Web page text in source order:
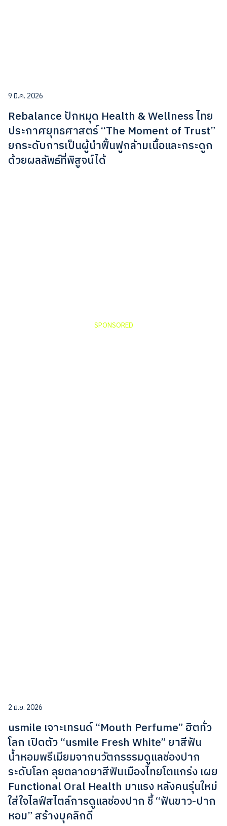
9 มี.ค. 2026
Rebalance ปักหมุด Health & Wellness ไทย
ประกาศยุทธศาสตร์ “The Moment of Trust”
ยกระดับการเป็นผู้นำฟื้นฟูกล้ามเนื้อและกระดูก
ด้วยผลลัพธ์ที่พิสูจน์ได้
SPONSORED
2 มิ.ย. 2026
usmile เจาะเทรนด์ “Mouth Perfume” ฮิตทั่ว
โลก เปิดตัว “usmile Fresh White” ยาสีฟัน
น้ำหอมพรีเมียมจากนวัตกรรรมดูแลช่องปาก
ระดับโลก ลุยตลาดยาสีฟันเมืองไทยโตแกร่ง เผย
Functional Oral Health มาแรง หลังคนรุ่นใหม่
ใส่ใจไลฟ์สไตล์การดูแลช่องปาก ชี้ “ฟันขาว-ปาก
หอม” สร้างบุคลิกดี